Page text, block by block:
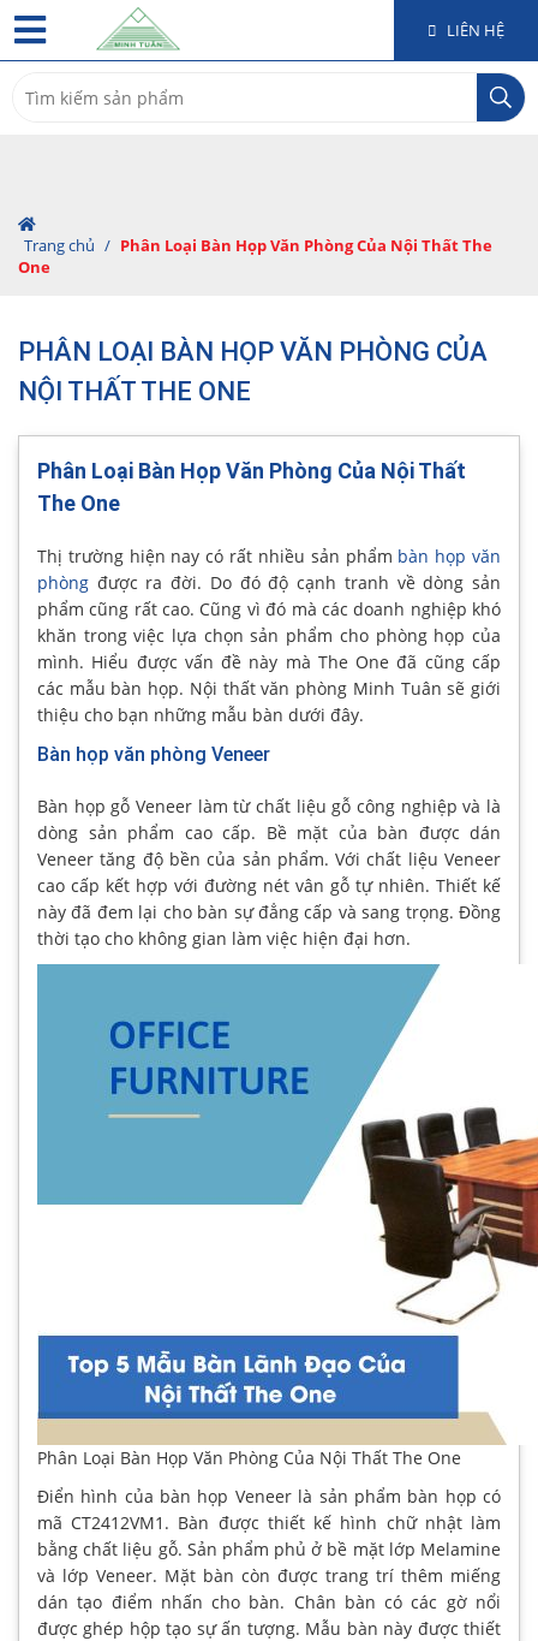
LIÊN HỆ
for:
Trang chủ / Phân Loại Bàn Họp Văn Phòng Của Nội Thất The
One
PHÂN LOẠI BÀN HỌP VĂN PHÒNG CỦA
NỘI THẤT THE ONE
Phân Loại Bàn Họp Văn Phòng Của Nội Thất
The One
Thị trường hiện nay có rất nhiều sản phẩm bàn họp văn
phòng được ra đời. Do đó độ cạnh tranh về dòng sản
phẩm cũng rất cao. Cũng vì đó mà các doanh nghiệp khó
khăn trong việc lựa chọn sản phẩm cho phòng họp của
mình. Hiểu được vấn đề này mà The One đã cũng cấp
các mẫu bàn họp. Nội thất văn phòng Minh Tuân sẽ giới
thiệu cho bạn những mẫu bàn dưới đây.
Bàn họp văn phòng Veneer
Bàn họp gỗ Veneer làm từ chất liệu gỗ công nghiệp và là
dòng sản phẩm cao cấp. Bề mặt của bàn được dán
Veneer tăng độ bền của sản phẩm. Với chất liệu Veneer
cao cấp kết hợp với đường nét vân gỗ tự nhiên. Thiết kế
này đã đem lại cho bàn sự đẳng cấp và sang trọng. Đồng
thời tạo cho không gian làm việc hiện đại hơn.
Phân Loại Bàn Họp Văn Phòng Của Nội Thất The One
Điển hình của bàn họp Veneer là sản phẩm bàn họp có
mã CT2412VM1. Bàn được thiết kế hình chữ nhật làm
bằng chất liệu gỗ. Sản phẩm phủ ở bề mặt lớp Melamine
và lớp Veneer. Mặt bàn còn được trang trí thêm miếng
dán tạo điểm nhấn cho bàn. Chân bàn có các gờ nổi
được ghép hộp tạo sự ấn tượng. Mẫu bàn này được thiết